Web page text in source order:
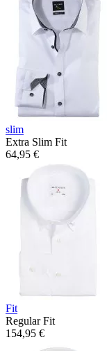
slim
Extra Slim Fit
64,95 €
Fit
Regular Fit
154,95 €